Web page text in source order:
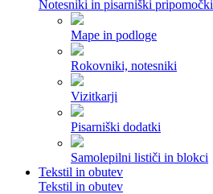
Notesniki in pisarniški pripomočki
Mape in podloge
Rokovniki, notesniki
Vizitkarji
Pisarniški dodatki
Samolepilni lističi in blokci
Tekstil in obutev
Tekstil in obutev